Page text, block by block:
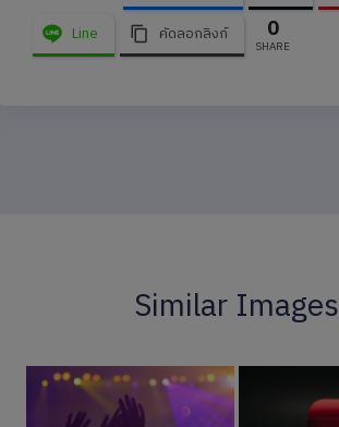
Line คัดลอกลิงก์ 0
SHARE
Similar Images